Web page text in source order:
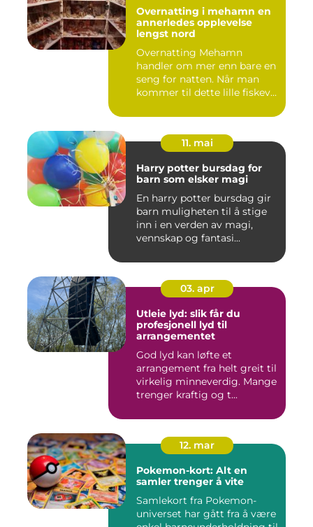
Overnatting i mehamn en
annerledes opplevelse
lengst nord
Overnatting Mehamn
handler om mer enn bare en
seng for natten. Når man
kommer til dette lille fiskev...
11. mai
Harry potter bursdag for
barn som elsker magi
En harry potter bursdag gir
barn muligheten til å stige
inn i en verden av magi,
vennskap og fantasi...
03. apr
Utleie lyd: slik får du
profesjonell lyd til
arrangementet
God lyd kan løfte et
arrangement fra helt greit til
virkelig minneverdig. Mange
trenger kraftig og t...
12. mar
Pokemon-kort: Alt en
samler trenger å vite
Samlekort fra Pokemon-
universet har gått fra å være